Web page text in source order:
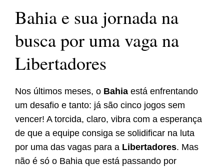
Bahia e sua jornada na
busca por uma vaga na
Libertadores
Nos últimos meses, o Bahia está enfrentando
um desafio e tanto: já são cinco jogos sem
vencer! A torcida, claro, vibra com a esperança
de que a equipe consiga se solidificar na luta
por uma das vagas para a Libertadores. Mas
não é só o Bahia que está passando por